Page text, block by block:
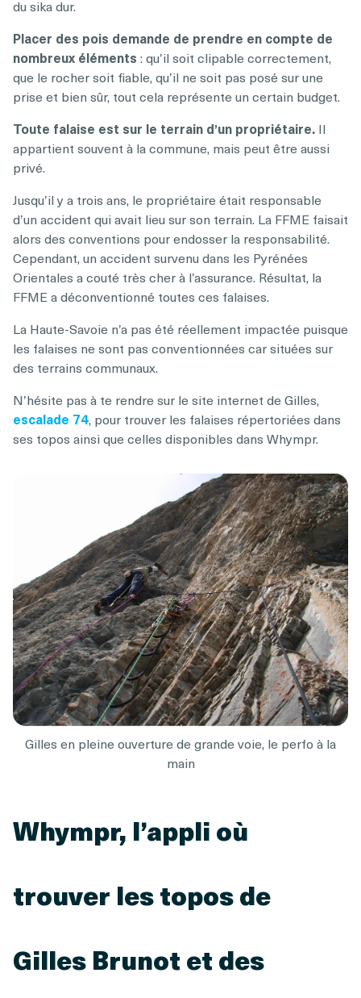
du sika dur.
Placer des pois demande de prendre en compte de
nombreux éléments : qu’il soit clipable correctement,
que le rocher soit fiable, qu’il ne soit pas posé sur une
prise et bien sûr, tout cela représente un certain budget.
Toute falaise est sur le terrain d’un propriétaire. Il
appartient souvent à la commune, mais peut être aussi
privé.
Jusqu’il y a trois ans, le propriétaire était responsable
d’un accident qui avait lieu sur son terrain. La FFME faisait
alors des conventions pour endosser la responsabilité.
Cependant, un accident survenu dans les Pyrénées
Orientales a couté très cher à l’assurance. Résultat, la
FFME a déconventionné toutes ces falaises.
La Haute-Savoie n’a pas été réellement impactée puisque
les falaises ne sont pas conventionnées car situées sur
des terrains communaux.
N’hésite pas à te rendre sur le site internet de Gilles,
escalade 74, pour trouver les falaises répertoriées dans
ses topos ainsi que celles disponibles dans Whympr.
Gilles en pleine ouverture de grande voie, le perfo à la
main
Whympr, l’appli où
trouver les topos de
Gilles Brunot et des